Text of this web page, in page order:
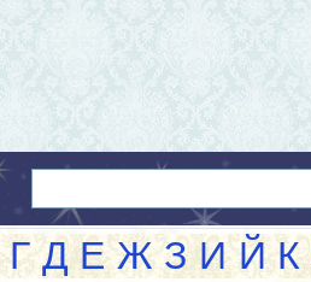
Г Д Е Ж З И Й К